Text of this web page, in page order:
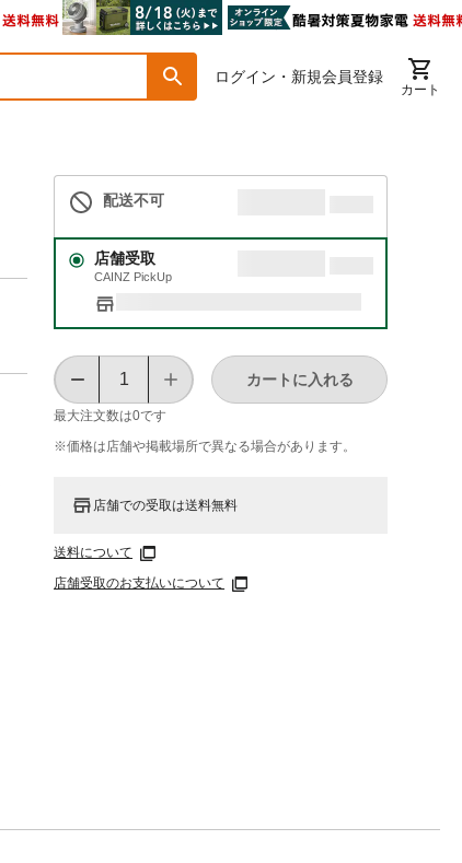
ログイン・新規会員登録
カート
配送不可
店舗受取
CAINZ PickUp
最大注文数は0です
カートに入れる
※価格は​店舗や​掲載場所で​異なる​場合が​あります。
店舗での受取は送料無料
送料について
店舗受取のお支払いについて